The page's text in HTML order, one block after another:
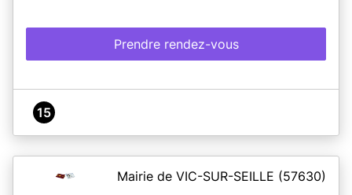
Prendre rendez-vous
15
Mairie de VIC-SUR-SEILLE (57630)